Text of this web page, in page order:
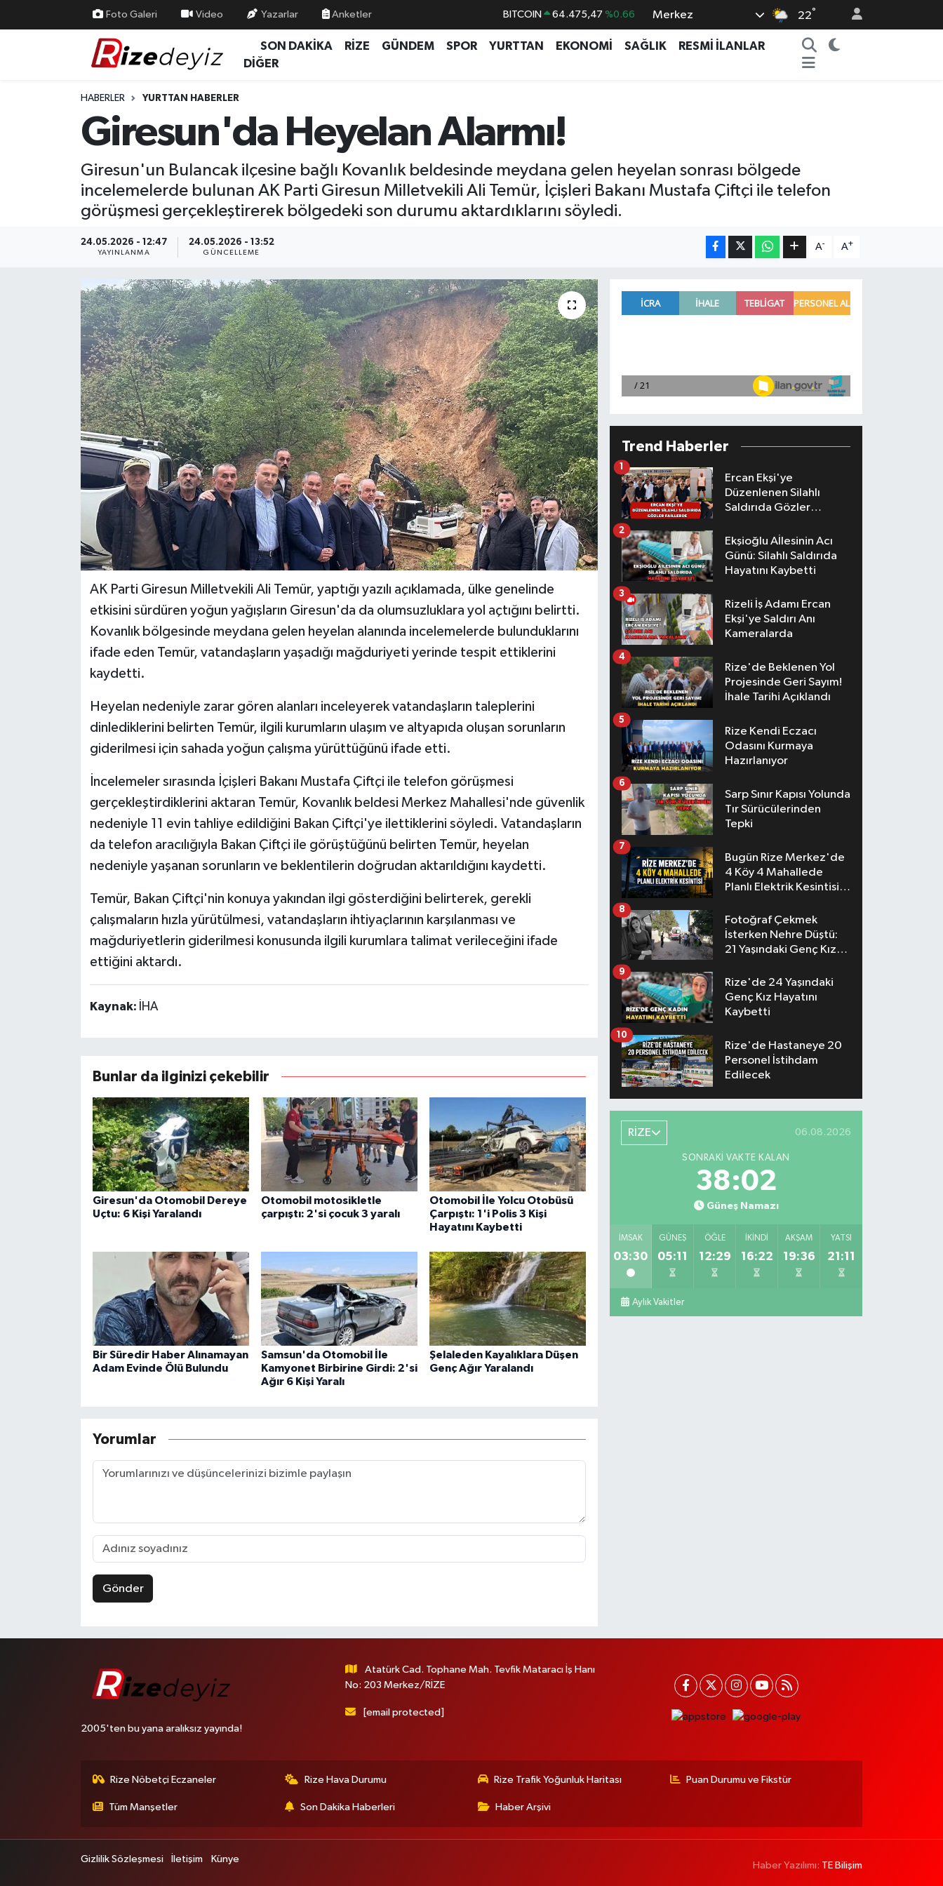
Foto Galeri Video Yazarlar Anketler BITCOIN 64.475,47 %0.66
DOLAR 47,5971 %0.05
6527.85
BİST100
Merkez 22°
SON DAKİKA RİZE GÜNDEM SPOR YURTTAN EKONOMİ SAĞLIK
RESMİ İLANLAR
DİĞER
HABERLER YURTTAN HABERLER
Giresun'da Heyelan Alarmı!
Giresun'un Bulancak ilçesine bağlı Kovanlık beldesinde meydana gelen heyelan sonrası bölgede
incelemelerde bulunan AK Parti Giresun Milletvekili Ali Temür, İçişleri Bakanı Mustafa Çiftçi ile telefon
görüşmesi gerçekleştirerek bölgedeki son durumu aktardıklarını söyledi.
24.05.2026 - 12:47
YAYINLANMA
24.05.2026 - 13:52
GÜNCELLEME
A- A+
AK Parti Giresun Milletvekili Ali Temür, yaptığı yazılı açıklamada, ülke genelinde
etkisini sürdüren yoğun yağışların Giresun'da da olumsuzluklara yol açtığını belirtti.
Kovanlık bölgesinde meydana gelen heyelan alanında incelemelerde bulunduklarını
ifade eden Temür, vatandaşların yaşadığı mağduriyeti yerinde tespit ettiklerini
kaydetti.
Heyelan nedeniyle zarar gören alanları inceleyerek vatandaşların taleplerini
dinlediklerini belirten Temür, ilgili kurumların ulaşım ve altyapıda oluşan sorunların
giderilmesi için sahada yoğun çalışma yürüttüğünü ifade etti.
İncelemeler sırasında İçişleri Bakanı Mustafa Çiftçi ile telefon görüşmesi
gerçekleştirdiklerini aktaran Temür, Kovanlık beldesi Merkez Mahallesi'nde güvenlik
nedeniyle 11 evin tahliye edildiğini Bakan Çiftçi'ye ilettiklerini söyledi. Vatandaşların
da telefon aracılığıyla Bakan Çiftçi ile görüştüğünü belirten Temür, heyelan
nedeniyle yaşanan sorunların ve beklentilerin doğrudan aktarıldığını kaydetti.
Temür, Bakan Çiftçi'nin konuya yakından ilgi gösterdiğini belirterek, gerekli
çalışmaların hızla yürütülmesi, vatandaşların ihtiyaçlarının karşılanması ve
mağduriyetlerin giderilmesi konusunda ilgili kurumlara talimat verileceğini ifade
ettiğini aktardı.
Kaynak: İHA
Bunlar da ilginizi çekebilir
Giresun'da Otomobil Dereye
Uçtu: 6 Kişi Yaralandı
Otomobil motosikletle
çarpıştı: 2'si çocuk 3 yaralı
Otomobil İle Yolcu Otobüsü
Çarpıştı: 1'i Polis 3 Kişi
Hayatını Kaybetti
Bir Süredir Haber Alınamayan
Adam Evinde Ölü Bulundu
Samsun'da Otomobil İle
Kamyonet Birbirine Girdi: 2'si
Ağır 6 Kişi Yaralı
Şelaleden Kayalıklara Düşen
Genç Ağır Yaralandı
Yorumlar
Gönder
Trend Haberler
Ercan Ekşi'ye
Düzenlenen Silahlı
Saldırıda Gözler
1
Ekşioğlu Aİlesinin Acı
Günü: Silahlı Saldırıda
Hayatını Kaybetti
2
Rizeli İş Adamı Ercan
Ekşi'ye Saldırı Anı
Kameralarda
3
Rize'de Beklenen Yol
Projesinde Geri Sayım!
İhale Tarihi Açıklandı
4
Rize Kendi Eczacı
Odasını Kurmaya
Hazırlanıyor
5
Sarp Sınır Kapısı Yolunda
Tır Sürücülerinden
Tepki
6
Bugün Rize Merkez'de
4 Köy 4 Mahallede
Planlı Elektrik Kesintisi
7
Fotoğraf Çekmek
İsterken Nehre Düştü:
21 Yaşındaki Genç Kız
8
Rize'de 24 Yaşındaki
Genç Kız Hayatını
Kaybetti
9
Rize'de Hastaneye 20
Personel İstihdam
Edilecek
10
RİZE 06.08.2026
SONRAKI VAKTE KALAN
38:01
Güneş Namazı
İMSAK
03:30
GÜNEŞ
05:11
ÖĞLE
12:29
İKINDI
16:22
AKŞAM
19:36
YATSI
21:11
Aylık Vakitler
2005'ten bu yana aralıksız yayında!
Atatürk Cad. Tophane Mah. Tevfik Mataracı İş Hanı
No: 203 Merkez/RİZE
[email protected]
Rize Nöbetçi Eczaneler Rize Hava Durumu Rize Trafik Yoğunluk Haritası Puan Durumu ve Fikstür
Tüm Manşetler Son Dakika Haberleri Haber Arşivi
Gizlilik Sözleşmesi İletişim Künye
Haber Yazılımı: TE Bilişim
Yurttan Haberler
Teknoloji
Rize Nöbetçi Eczaneler
Rize Trafik Yoğunluk Haritası
Tüm Manşetler